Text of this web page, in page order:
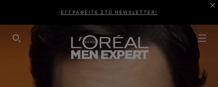
ΕΓΓΡΑΦΕΙΤΕ ΣΤΟ NEWSLETTER!
SEARCH THIS SITE